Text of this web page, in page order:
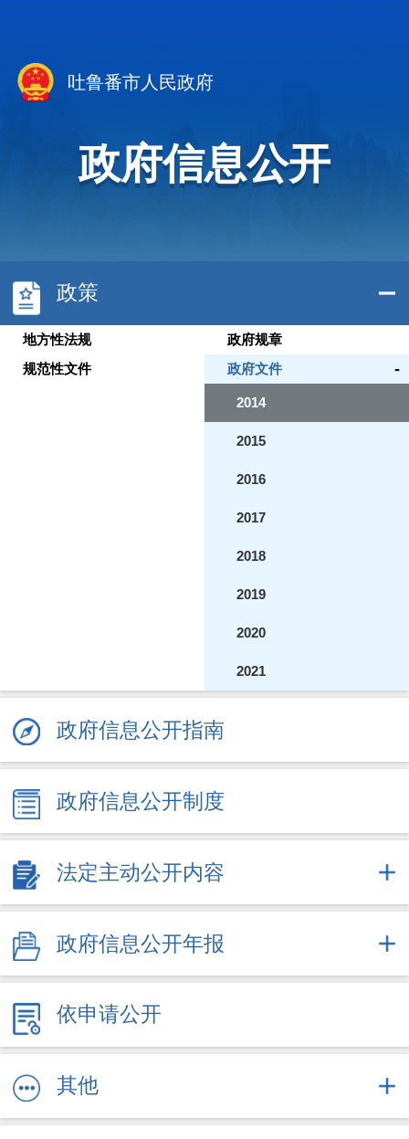
吐鲁番市人民政府
政府信息公开
政策
地方性法规
政府规章
规范性文件
政府文件 -
2014
2015
2016
2017
2018
2019
2020
2021
政府信息公开指南
政府信息公开制度
法定主动公开内容
政府信息公开年报
依申请公开
其他